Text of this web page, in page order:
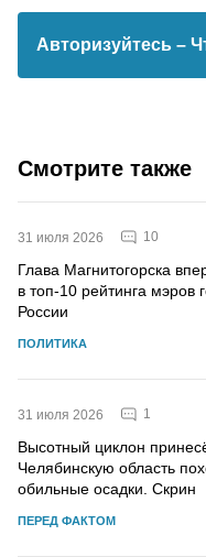
Авторизуйтесь –
Смотрите также
31 июля 2026 10
Глава Магнитогорска
в топ-10 рейтинга мэров
России
ПОЛИТИКА
31 июля 2026 1
Высотный циклон
Челябинскую область
обильные осадки. Скрин
ПЕРЕД ФАКТОМ